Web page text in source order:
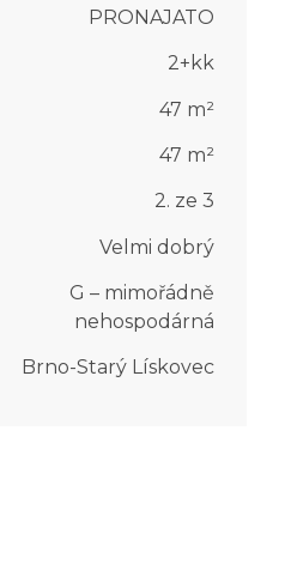
PRONAJATO
2+kk
47 m²
47 m²
2. ze 3
Velmi dobrý
G – mimořádně
nehospodárná
Brno-Starý Lískovec